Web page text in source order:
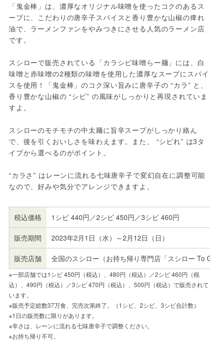
「鬼金棒」は、濃厚なオリジナル味噌を使ったコクのあるス
ープに、こだわりの唐辛子スパイスと香り豊かな山椒の痺れ
油で、ラーメンファンをやみつきにさせる人気のラーメン店
です。
スシローで販売されている「カラシビ味噌らー麺」には、白
味噌と赤味噌の2種類の味噌を使用した濃厚なスープにスパイ
スを使用！「鬼金棒」のコク深い旨みに唐辛子の “カラ” と、
香り豊かな山椒の “シビ” の風味がしっかりと再現されていま
すよ。
スシローのモチモチの中太麺に旨辛スープがしっかり絡ん
で、後を引くおいしさを味わえます。また、 “シビれ” は3タ
イプから選べるのがポイント。
“カラさ” はレーンに流れる七味唐辛子で変幻自在に調整可能
なので、好みや気分でアレンジできますよ。
税込価格 1シビ 440円／2シビ 450円／3シビ 460円
販売期間 2023年2月1日（水）～2月12日（日）
販売店舗 全国のスシロー（お持ち帰り専門店「スシロー To
※一部店舗では1シビ 450円（税込）、480円（税込）／2シビ 460円（税
込）、490円（税込）／3シビ 470円（税込）、500円（税込）で販売されて
います。
※販売予定総数37万食、完売次第終了。（1シビ、2シビ、3シビ合計数）
※1日の販売数に限りがあります。
※辛さは、レーンに流れる七味唐辛子で調整ください。
※お持ち帰り不可。